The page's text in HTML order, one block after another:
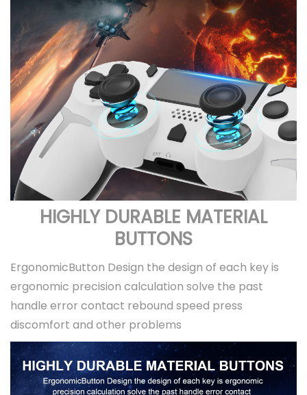
HIGHLY DURABLE MATERIAL
BUTTONS
ErgonomicButton Design the design of each key is
ergonomic precision calculation solve the past
handle error contact rebound speed press
discomfort and other problems